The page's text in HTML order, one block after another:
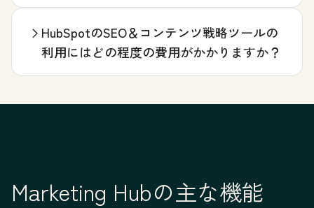
HubSpotのSEO＆コンテンツ戦略ツールの
利用にはどの程度の費用がかかりますか？
Marketing Hubの主な機能